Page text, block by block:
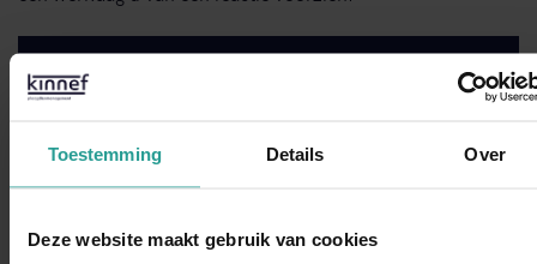
Toestemming Details Over
Deze website maakt gebruik van cookies
STUUR EEN WHATSAPP!
NEEM CONTACT MET ONS OP